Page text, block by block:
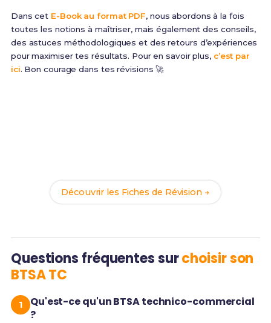
Dans cet E-Book au format PDF, nous abordons à la fois
toutes les notions à maîtriser, mais également des conseils,
des astuces méthodologiques et des retours d’expériences
pour maximiser tes résultats. Pour en savoir plus, c’est par
ici. Bon courage dans tes révisions 🚀
Découvrir les Fiches de Révision →
Questions fréquentes surchoisir son
BTSA TC
Qu'est-ce qu'un BTSA technico-commercial
?